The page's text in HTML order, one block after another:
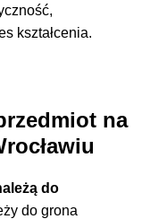
kształcenia.
na
do
do grona